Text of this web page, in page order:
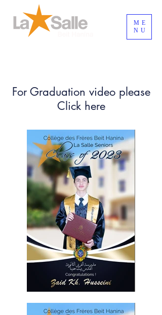
ME
NU
For Graduation video please
Click here